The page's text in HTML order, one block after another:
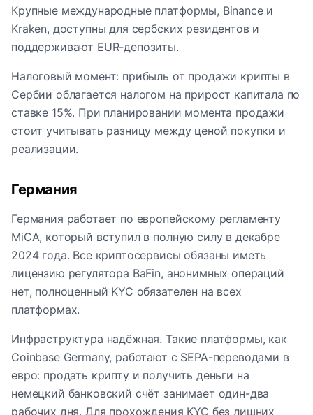
Крупные международные платформы, Binance и
Kraken, доступны для сербских резидентов и
поддерживают EUR-депозиты.
Налоговый момент: прибыль от продажи крипты в
Сербии облагается налогом на прирост капитала по
ставке 15%. При планировании момента продажи
стоит учитывать разницу между ценой покупки и
реализации.
Германия
Германия работает по европейскому регламенту
MiCA, который вступил в полную силу в декабре
2024 года. Все криптосервисы обязаны иметь
лицензию регулятора BaFin, анонимных операций
нет, полноценный KYC обязателен на всех
платформах.
Инфраструктура надёжная. Такие платформы, как
Coinbase Germany, работают с SEPA-переводами в
евро: продать крипту и получить деньги на
немецкий банковский счёт занимает один-два
рабочих дня. Для прохождения KYC без лишних